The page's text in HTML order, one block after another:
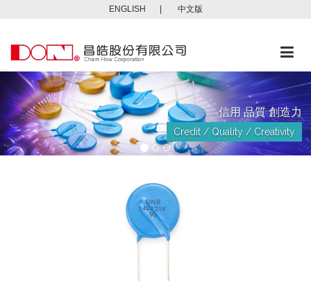
ENGLISH 中文版
信用 品質 創造力
Credit / Quality / Creativity